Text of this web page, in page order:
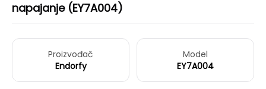
napajanje (EY7A004)
Proizvođač
Endorfy
Model
EY7A004